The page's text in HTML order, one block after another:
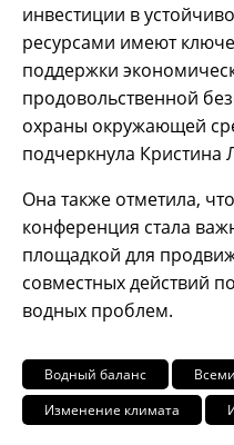
инвестиции в
ресурсами имеют
поддержки
продовольственной
охраны окружающей
подчеркнула Кристина
Она также отметила,
конференция стала
площадкой для
совместных действий
водных проблем.
Водный баланс
Изменение климата